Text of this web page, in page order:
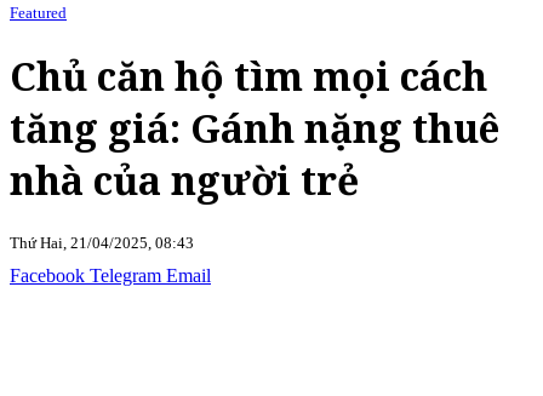
Featured
Chủ căn hộ tìm mọi cách
tăng giá: Gánh nặng thuê
nhà của người trẻ
Thứ Hai, 21/04/2025, 08:43
Facebook Telegram Email